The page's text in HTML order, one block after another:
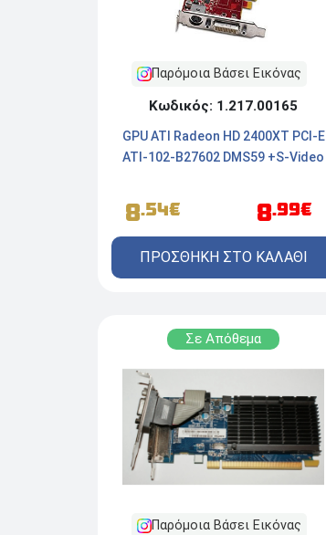
Παρόμοια Βάσει Εικόνας
Κωδικός: 1.217.00165
GPU ATI Radeon HD 2400XT PCI-E
ATI-102-B27602 DMS59 +S-Video
8.54€ 8.99€
ΠΡΟΣΘΗΚΗ ΣΤΟ ΚΑΛΑΘΙ
Σε Απόθεμα
Παρόμοια Βάσει Εικόνας